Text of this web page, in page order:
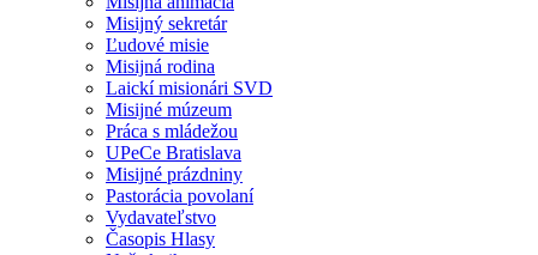
Misijný sekretár
Ľudové misie
Misijná rodina
Laickí misionári SVD
Misijné múzeum
Práca s mládežou
UPeCe Bratislava
Misijné prázdniny
Pastorácia povolaní
Vydavateľstvo
Časopis Hlasy